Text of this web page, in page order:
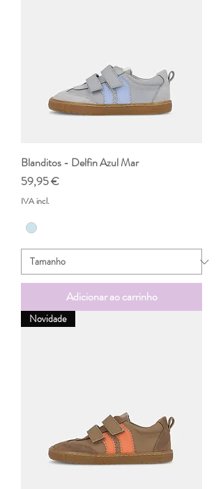
Blanditos - Delfin Azul Mar
Preço
59,95 €
IVA incl.
Adicionar ao carrinho
Novidade